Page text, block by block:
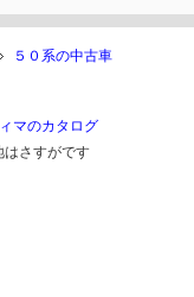
５０系の中古車
マのカタログ
はさすがです